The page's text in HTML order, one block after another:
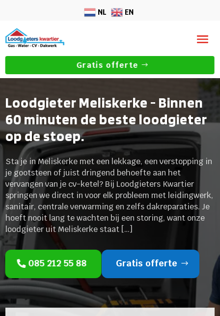
NL EN
Gratis offerte
Loodgieter Meliskerke - Binnen
60 minuten de beste loodgieter
op de stoep.
Sta je in Meliskerke met een lekkage, een verstopping in
je gootsteen of juist dringend behoefte aan het
vervangen van je cv-ketel? Bij Loodgieters Kwartier
springen we direct in voor elk probleem met leidingwerk,
sanitair, centrale verwarming en zelfs dakreparaties. Je
hoeft nooit lang te wachten bij een storing, want onze
loodgieter uit Meliskerke staat […]
085 212 55 88 Gratis offerte